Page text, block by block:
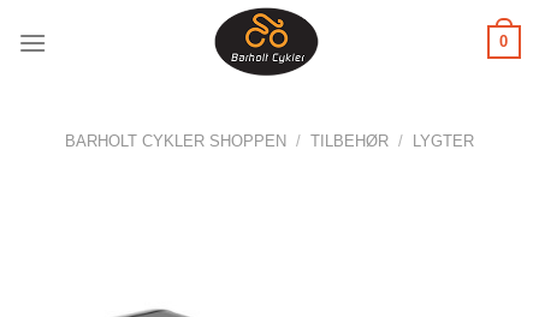
0
BARHOLT CYKLER SHOPPEN / TILBEHØR / LYGTER